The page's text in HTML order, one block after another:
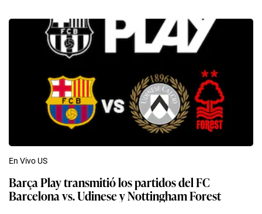
En Vivo US
Barça Play transmitió los partidos del FC
Barcelona vs. Udinese y Nottingham Forest